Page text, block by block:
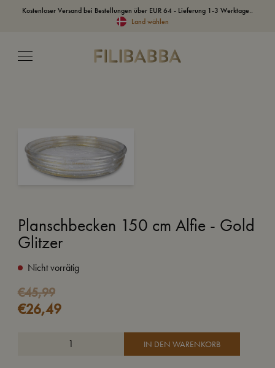
Kostenloser Versand bei Bestellungen über EUR 64 - Lieferung 1-3 Werktage..
Land wählen
Planschbecken 150 cm Alfie - Gold
Glitzer
Nicht vorrätig
€45,99
Ursprünglicher
Preis
€26,49
Aktueller
Preis
IN DEN WARENKORB